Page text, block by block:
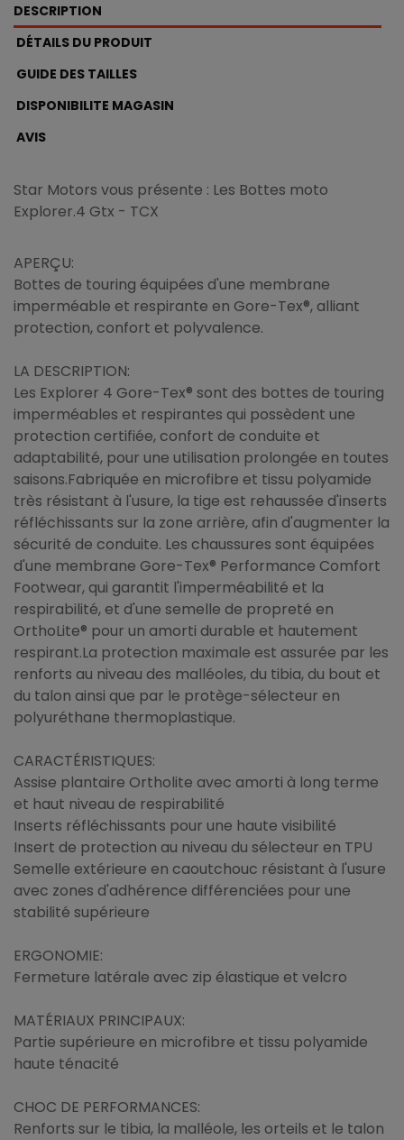
DESCRIPTION
DÉTAILS DU PRODUIT
GUIDE DES TAILLES
DISPONIBILITE MAGASIN
AVIS
Star Motors vous présente : Les Bottes moto
Explorer.4 Gtx - TCX
APERÇU:
Bottes de touring équipées d'une membrane
imperméable et respirante en Gore-Tex®, alliant
protection, confort et polyvalence.
LA DESCRIPTION:
Les Explorer 4 Gore-Tex® sont des bottes de touring
imperméables et respirantes qui possèdent une
protection certifiée, confort de conduite et
adaptabilité, pour une utilisation prolongée en toutes
saisons.Fabriquée en microfibre et tissu polyamide
très résistant à l'usure, la tige est rehaussée d'inserts
réfléchissants sur la zone arrière, afin d'augmenter la
sécurité de conduite. Les chaussures sont équipées
d'une membrane Gore-Tex® Performance Comfort
Footwear, qui garantit l'imperméabilité et la
respirabilité, et d'une semelle de propreté en
OrthoLite® pour un amorti durable et hautement
respirant.La protection maximale est assurée par les
renforts au niveau des malléoles, du tibia, du bout et
du talon ainsi que par le protège-sélecteur en
polyuréthane thermoplastique.
CARACTÉRISTIQUES:
Assise plantaire Ortholite avec amorti à long terme
et haut niveau de respirabilité
Inserts réfléchissants pour une haute visibilité
Insert de protection au niveau du sélecteur en TPU
Semelle extérieure en caoutchouc résistant à l'usure
avec zones d'adhérence différenciées pour une
stabilité supérieure
ERGONOMIE:
Fermeture latérale avec zip élastique et velcro
MATÉRIAUX PRINCIPAUX:
Partie supérieure en microfibre et tissu polyamide
haute ténacité
CHOC DE PERFORMANCES:
Renforts sur le tibia, la malléole, les orteils et le talon